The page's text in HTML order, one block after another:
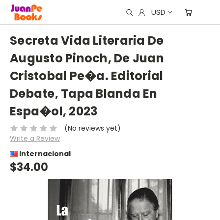
USD
Secreta Vida Literaria De
Augusto Pinoch, De Juan
Cristobal Pe�a. Editorial
Debate, Tapa Blanda En
Espa�ol, 2023
(No reviews yet)
Write a Review
Internacional
$34.00